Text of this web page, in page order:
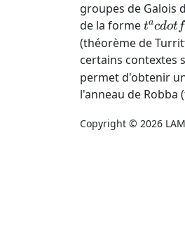
groupes de Galois
de la formet^a
cdot
f(t)
tacdotf
(théorème de
certains contextes
permet d'obtenir
l'anneau de
Copyright © 2026